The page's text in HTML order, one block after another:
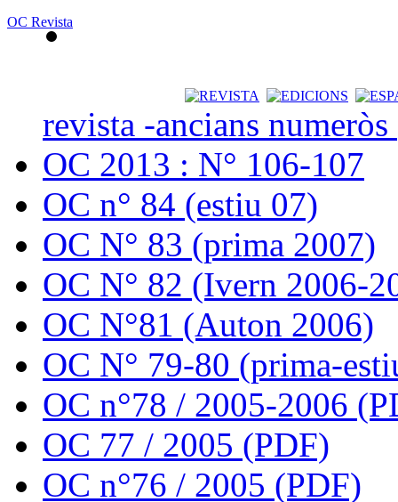
OC Revista
revista -ancians
OC 2013 : N° 106-107
OC n° 84 (estiu 07)
OC N° 83 (prima 2007)
OC N° 82 (Ivern 2006-
OC N°81 (Auton 2006)
OC N° 79-80 (prima-
OC n°78 / 2005-2006
OC 77 / 2005 (PDF)
OC n°76 / 2005 (PDF)